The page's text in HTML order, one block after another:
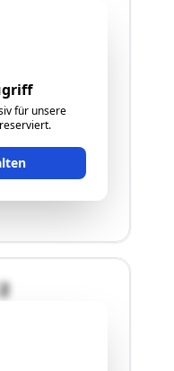
für unsere
Gastgarten
Stellflächen.
sich auf
zum
auf dem
und ist
ist ein
aus einem